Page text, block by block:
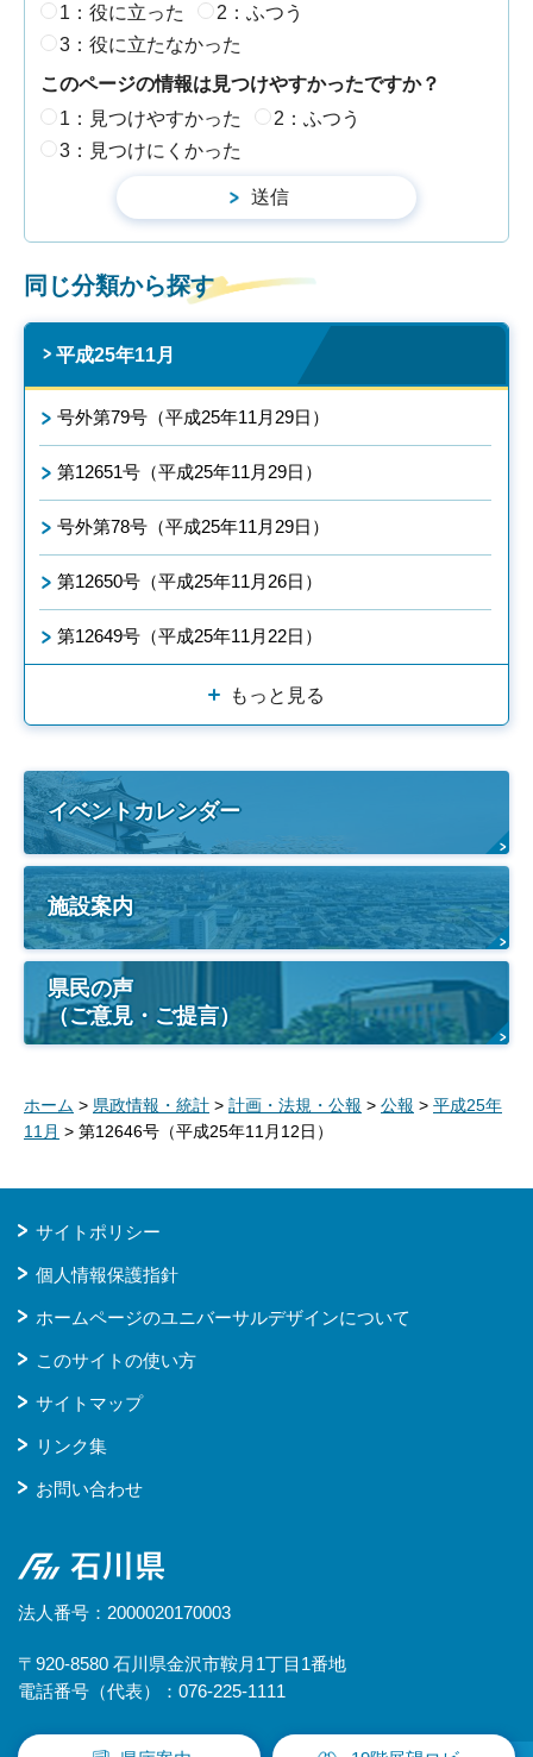
1：役に立った
2：ふつう
3：役に立たなかった
このページの情報は見つけやすかったですか？
1：見つけやすかった
2：ふつう
3：見つけにくかった
同じ分類から探す
平成25年11月
号外第79号（平成25年11月29日）
第12651号（平成25年11月29日）
号外第78号（平成25年11月29日）
第12650号（平成25年11月26日）
第12649号（平成25年11月22日）
もっと見る
イベントカレンダー
施設案内
県民の声
（ご意見・ご提言）
ホーム > 県政情報・統計 > 計画・法規・公報 > 公報 > 平成25年
11月 > 第12646号（平成25年11月12日）
サイトポリシー
個人情報保護指針
ホームページのユニバーサルデザインについて
このサイトの使い方
サイトマップ
リンク集
お問い合わせ
石川県
法人番号：2000020170003
〒920-8580 石川県金沢市鞍月1丁目1番地
電話番号（代表）：076-225-1111